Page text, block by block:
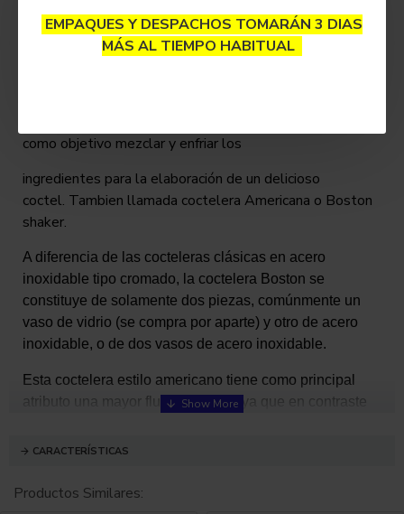
EMPAQUES Y DESPACHOS TOMARÁN 3 DIAS
MÁS AL TIEMPO HABITUAL
inoxidable.
como objetivo mezclar y enfriar los
ingredientes para la elaboración de un delicioso
coctel. Tambien llamada coctelera Americana o Boston
shaker.
A diferencia de las cocteleras clásicas en acero
inoxidable tipo cromado, la coctelera Boston se
constituye de solamente dos piezas, comúnmente un
vaso de vidrio (se compra por aparte) y otro de acero
inoxidable, o de dos vasos de acero inoxidable.
Esta coctelera estilo americano tiene como principal
atributo una mayor fluidez de uso, ya que en contraste
la coctelera.
www.productosparabar.com
CARACTERÍSTICAS
Productos Similares: